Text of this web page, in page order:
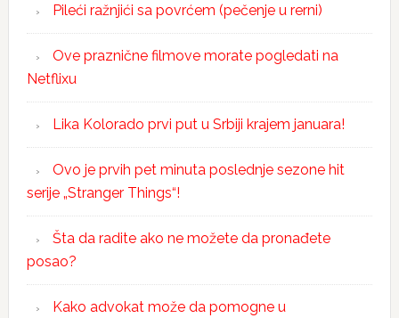
Pileći ražnjići sa povrćem (pečenje u rerni)
Ove praznične filmove morate pogledati na
Netflixu
Lika Kolorado prvi put u Srbiji krajem januara!
Ovo je prvih pet minuta poslednje sezone hit
serije „Stranger Things“!
Šta da radite ako ne možete da pronađete
posao?
Kako advokat može da pomogne u